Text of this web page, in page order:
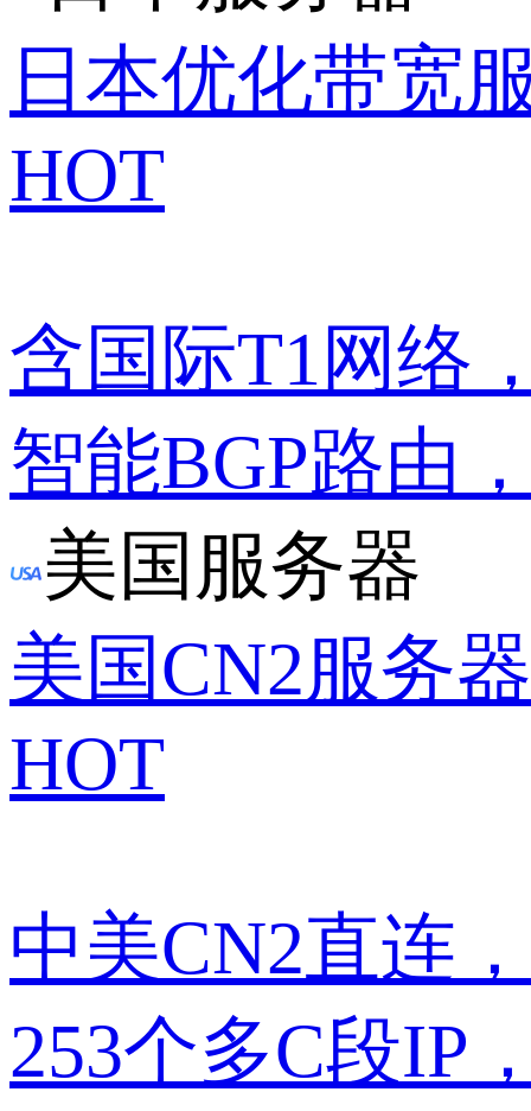
日本优化带宽
HOT
含国际T1网络
智能BGP路由
美国服务器
美国CN2服务器
HOT
中美CN2直连
253个多C段IP